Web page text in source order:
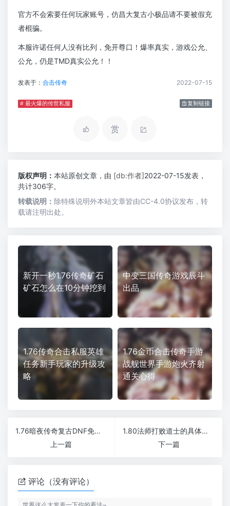
官方不会索要任何玩家账号，仿昌大复古小极品请不要被假充
者棍骗。
本服许诺任何人没有比列，免开尊口！爆率真实，游戏公允、
公允，仍是TMD真实公允！！
发表于： 合击传奇 2022-07-15
# 最火爆的传世私服 复制链接
赏
版权声明： 本站原创文章，由 [db:作者]2022-07-15发表，
共计306字。
转载说明： 除特殊说明外本站文章皆由CC-4.0协议发布，转
载请注明出处。
新开一秒1.76传奇矿石
矿石怎么在10分钟挖到
中变三国传奇游戏辰斗
出品
1.76传奇合击私服英雄
任务新手玩家的升级攻
略
1.76金币合击传奇手游
战舰世界手游炮火齐射
通关心得
1.76暗夜传奇复古DNF免费泡点简单激情版本
上一篇
1.80法师打败道士的具体方式
下一篇
评论（没有评论）